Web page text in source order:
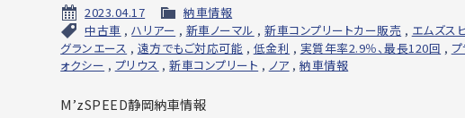
2023.04.17
納車情報
中古車 ,ハリアー , 新車ノーマル ,新車コンプリートカー販売 , エムズス
グランエース , 遠方でもご対応可能 , 低金利 , 実質年率2.9％、最長120回 ,
ォクシー , プリウス ,新車コンプリート , ノア ,納車情報
M’zSPEED静岡納車情報